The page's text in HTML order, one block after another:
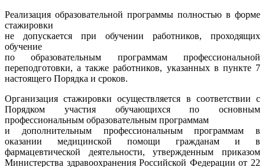
Реализация образовательной программы полностью в форме
стажировки
не допускается при обучении работников, проходящих
обучение
по образовательным программам профессиональной
переподготовки, а также работников, указанных в пункте 7
настоящего Порядка и сроков.
Организация стажировки осуществляется в соответствии с
Порядком участия обучающихся по основным
профессиональным образовательным программам
и дополнительным профессиональным программам в
оказании медицинской помощи гражданам и в
фармацевтической деятельности, утвержденным приказом
Министерства здравоохранения Российской Федерации от 22